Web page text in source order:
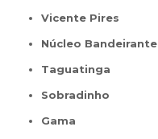
Vicente Pires
Núcleo Bandeirante
Taguatinga
Sobradinho
Gama